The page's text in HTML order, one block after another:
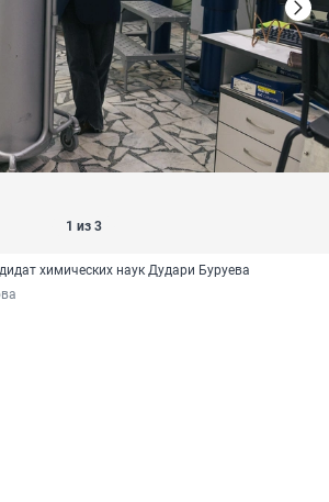
1 из 3
химических наук Дудари Буруева